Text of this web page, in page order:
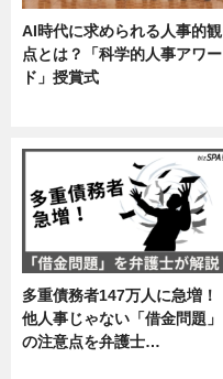
AI時代に求められる人事的観
点とは？「科学的人事アワー
ド」授賞式
多重債務者147万人に急増！
他人事じゃない「借金問題」
の注意点を弁護士…